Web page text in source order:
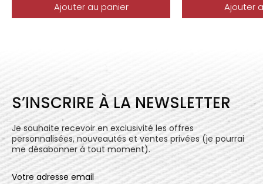
Ajouter au panier Ajouter
S’INSCRIRE À LA NEWSLETTER
Je souhaite recevoir en exclusivité les offres
personnalisées, nouveautés et ventes privées (je pourrai
me désabonner à tout moment).